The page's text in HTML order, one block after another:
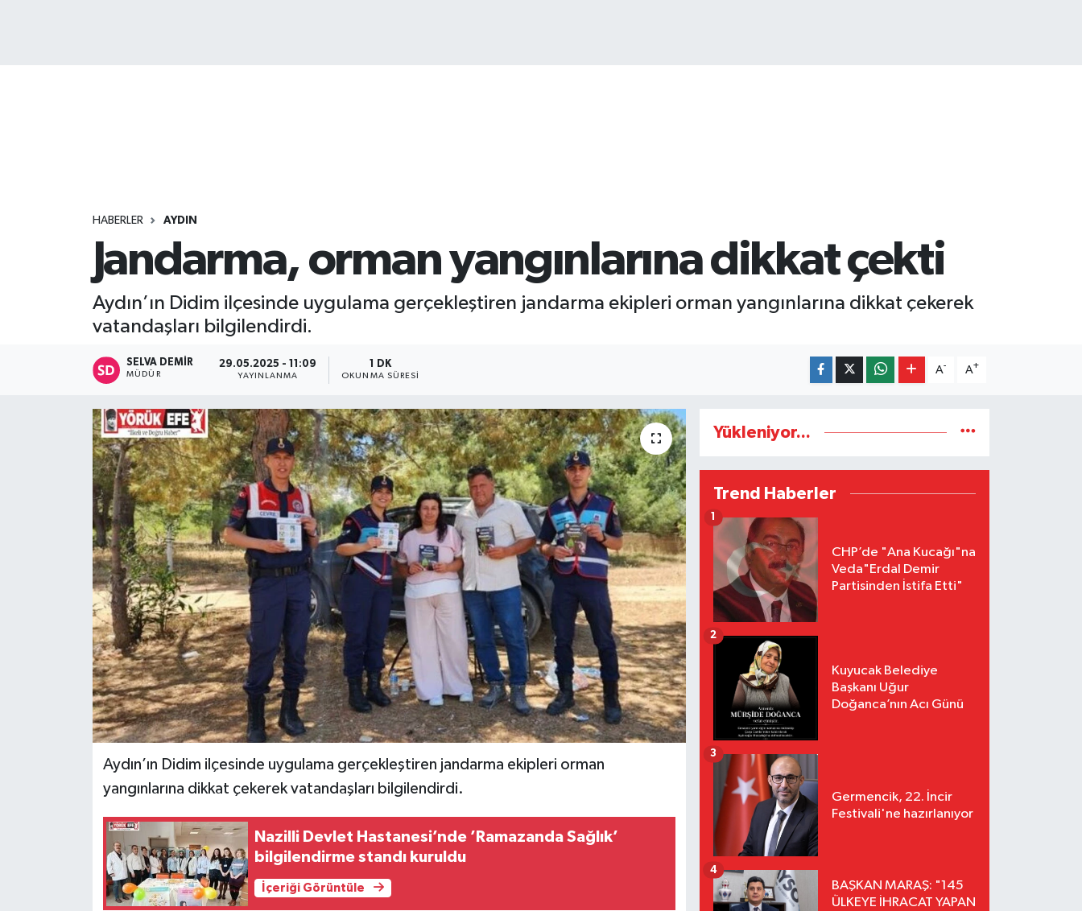
HABERLER AYDIN
Jandarma, orman yangınlarına dikkat çekti
Aydın’ın Didim ilçesinde uygulama gerçekleştiren jandarma ekipleri orman yangınlarına dikkat çekerek
vatandaşları bilgilendirdi.
SELVA DEMIR
MÜDÜR
29.05.2025 - 11:09
YAYINLANMA
1 DK
OKUNMA SÜRESI
A- A+
Aydın’ın Didim ilçesinde uygulama gerçekleştiren jandarma ekipleri orman
yangınlarına dikkat çekerek vatandaşları bilgilendirdi.
Nazilli Devlet Hastanesi’nde ’Ramazanda Sağlık’
bilgilendirme standı kuruldu
İçeriği Görüntüle
Yükleniyor...
Trend Haberler
CHP’de "Ana Kucağı"na
Veda"Erdal Demir
Partisinden İstifa Etti"
1
Kuyucak Belediye
Başkanı Uğur
Doğanca’nın Acı Günü
2
Germencik, 22. İncir
Festivali'ne hazırlanıyor
3
BAŞKAN MARAŞ: "145
ÜLKEYE İHRACAT YAPAN
4